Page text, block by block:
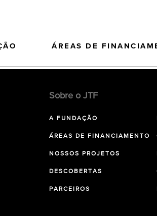
ÁREAS DE
Sobre o JTF
A FUNDAÇÃO
ÁREAS DE FINANCIAMENTO
NOSSOS PROJETOS
DESCOBERTAS
PARCEIROS